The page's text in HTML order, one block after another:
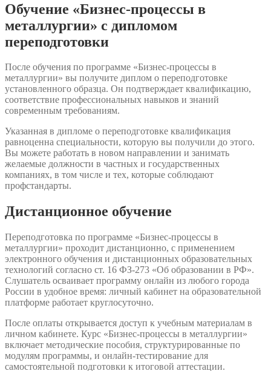
Обучение «Бизнес-процессы в
металлургии» с дипломом
переподготовки
После обучения по программе «Бизнес-процессы в
металлургии» вы получите диплом о переподготовке
установленного образца. Он подтверждает квалификацию,
соответствие профессиональных навыков и знаний
современным требованиям.
Указанная в дипломе о переподготовке квалификация
равноценна специальности, которую вы получили до этого.
Вы можете работать в новом направлении и занимать
желаемые должности в частных и государственных
компаниях, в том числе и тех, которые соблюдают
профстандарты.
Дистанционное обучение
Переподготовка по программе «Бизнес-процессы в
металлургии» проходит дистанционно, с применением
электронного обучения и дистанционных образовательных
технологий согласно ст. 16 ФЗ-273 «Об образовании в РФ».
Слушатель осваивает программу онлайн из любого города
России в удобное время: личный кабинет на образовательной
платформе работает круглосуточно.
После оплаты открывается доступ к учебным материалам в
личном кабинете. Курс «Бизнес-процессы в металлургии»
включает методические пособия, структурированные по
модулям программы, и онлайн-тестирование для
самостоятельной подготовки к итоговой аттестации.